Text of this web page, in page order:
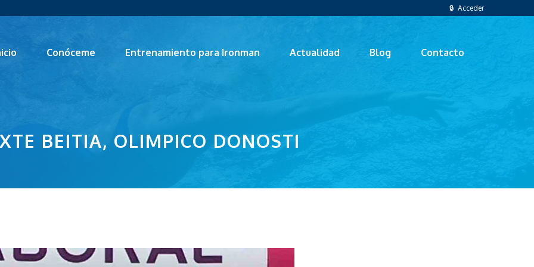
🔒 Acceder
Conóceme Entrenamiento para Ironman Actualidad Blog Contacto
BEITIA, OLIMPICO DONOSTI